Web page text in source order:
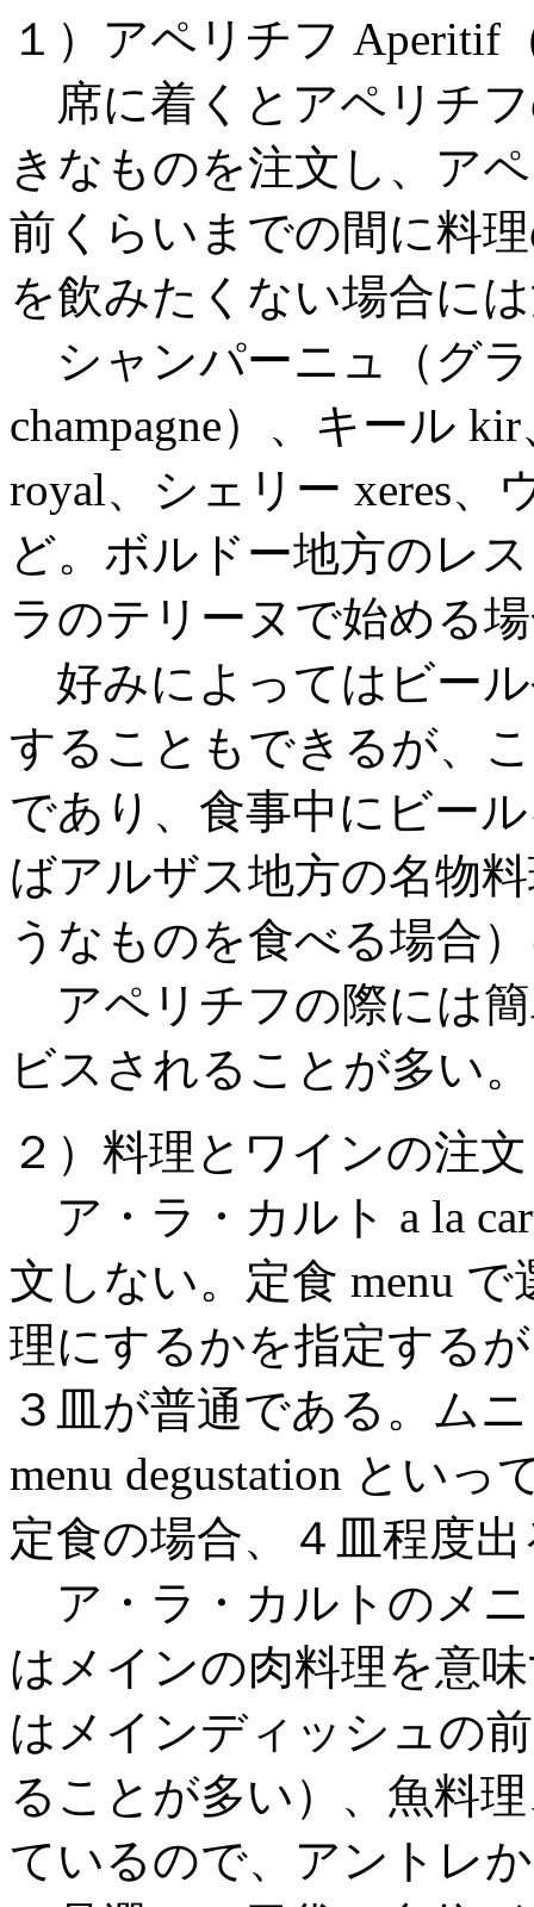
１）アペリチフ Aperitif
席に着くとアペリチ
きなものを注文し、ア
前くらいまでの間に料
を飲みたくない場合に
シャンパーニュ（グラ
champagne）、キール
royal、シェリー xeres
ど。ボルドー地方のレ
ラのテリーヌで始める
好みによってはビー
することもできるが、
であり、食事中にビー
ばアルザス地方の名物
うなものを食べる場合
アペリチフの際には
ビスされることが多い。
２）料理とワインの注文
ア・ラ・カルト a la
文しない。定食 menu
理にするかを指定する
３皿が普通である。ム
menu degustation とい
定食の場合、４皿程度
ア・ラ・カルトのメ
はメインの肉料理を意
はメインディッシュの
ることが多い）、魚料
ているので、アントレ